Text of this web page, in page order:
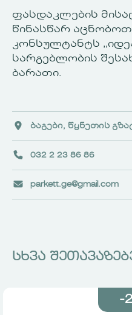
ფასდაკლების
წინასწარ აცნობოთ
კონსულტანტს
სარგებლობის
ბარათი.
ბაგები, წყნეთის
032 2 23 86 86
parkett.ge@gmail.com
სხვა
-